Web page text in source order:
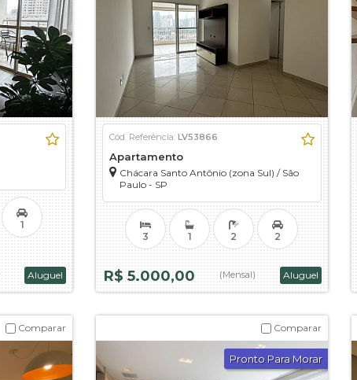
Aluguel
1
Apartamento
Chácara Santo Antônio (zona Sul) / São
Paulo - SP
Cód. Referência: LV53866
Aluguel
R$ 5.000,00 (Mensal)
3 1 2 2
Comparar Comparar
Pronto Para Morar